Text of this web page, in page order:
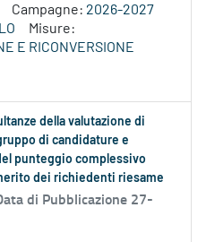
Campagne: 2026-2027
Misure:
E RICONVERSIONE
della valutazione di
di candidature e
punteggio complessivo
dei richiedenti riesame
di Pubblicazione 27-